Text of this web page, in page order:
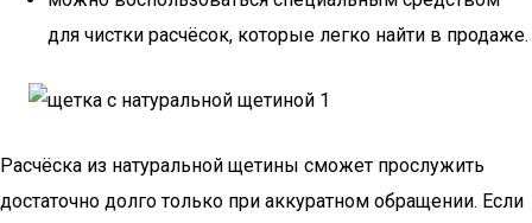
для чистки расчёсок, которые легко найти в продаже.
Расчёска из натуральной щетины сможет прослужить
достаточно долго только при аккуратном обращении. Если